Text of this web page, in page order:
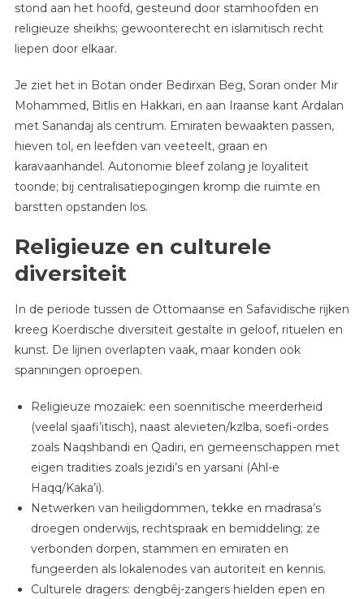
stond aan het hoofd, gesteund door stamhoofden en
religieuze sheikhs; gewoonterecht en islamitisch recht
liepen door elkaar.
Je ziet het in Botan onder Bedirxan Beg, Soran onder Mir
Mohammed, Bitlis en Hakkari, en aan Iraanse kant Ardalan
met Sanandaj als centrum. Emiraten bewaakten passen,
hieven tol, en leefden van veeteelt, graan en
karavaanhandel. Autonomie bleef zolang je loyaliteit
toonde; bij centralisatiepogingen kromp die ruimte en
barstten opstanden los.
Religieuze en culturele
diversiteit
In de periode tussen de Ottomaanse en Safavidische rijken
kreeg Koerdische diversiteit gestalte in geloof, rituelen en
kunst. De lijnen overlapten vaak, maar konden ook
spanningen oproepen.
Religieuze mozaïek: een soennitische meerderheid
(veelal sjaafi’itisch), naast alevieten/kzlba, soefi-ordes
zoals Naqshbandi en Qadiri, en gemeenschappen met
eigen tradities zoals jezidi’s en yarsani (Ahl-e
Haqq/Kaka’i).
Netwerken van heiligdommen, tekke en madrasa’s
droegen onderwijs, rechtspraak en bemiddeling; ze
verbonden dorpen, stammen en emiraten en
fungeerden als lokalenodes van autoriteit en kennis.
Culturele dragers: dengbêj-zangers hielden epen en